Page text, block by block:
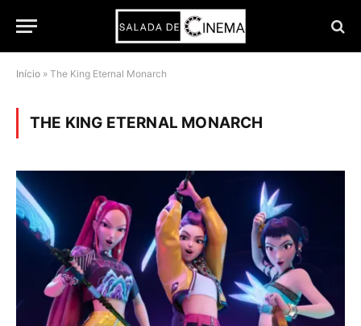
Início » The King Eternal Monarch
THE KING ETERNAL MONARCH